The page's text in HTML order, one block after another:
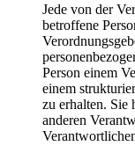
Jede von der
betroffene
Person einem
einem
zu erhalten. Sie
anderen